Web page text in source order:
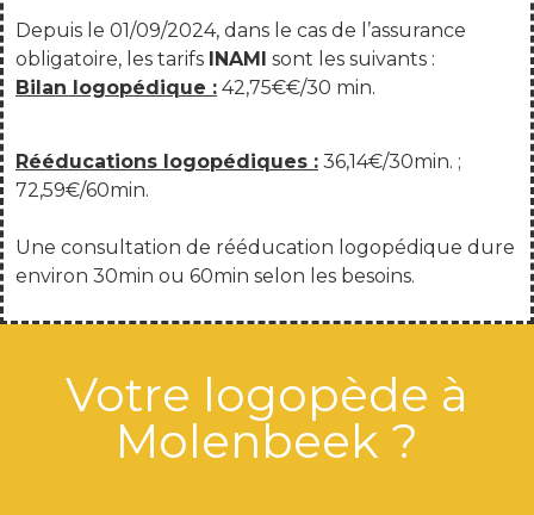
Depuis le 01/09/2024, dans le cas de l’assurance
obligatoire, les tarifs INAMI sont les suivants :
Bilan logopédique : 42,75€€/30 min.
Rééducations logopédiques : 36,14€/30min. ;
72,59€/60min.
Une consultation de rééducation logopédique dure
environ 30min ou 60min selon les besoins.
Votre logopède à
Molenbeek ?